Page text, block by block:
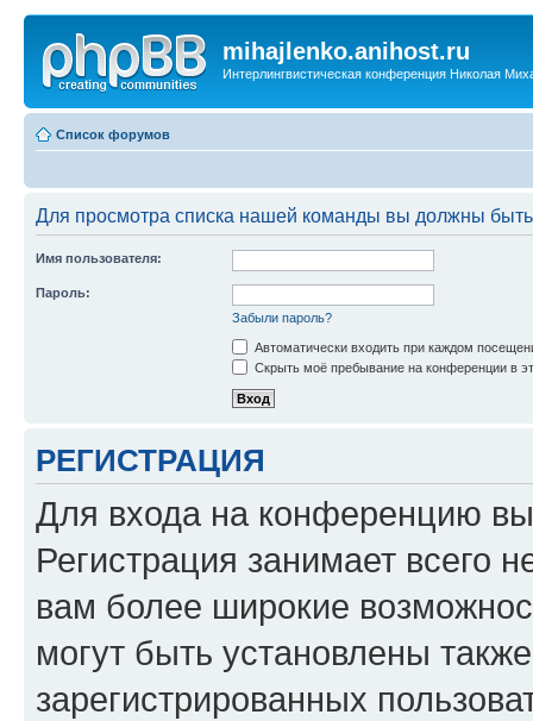
mihajlenko.anihost.ru
Интерлингвистическая конференция Николая
Список форумов
Для просмотра списка нашей команды вы должны
Имя пользователя:
Пароль:
Забыли пароль?
Автоматически входить при каждом
Скрыть моё пребывание на конференции в
РЕГИСТРАЦИЯ
Для входа на конференцию
Регистрация занимает всего
вам более широкие
могут быть установлены
зарегистрированных